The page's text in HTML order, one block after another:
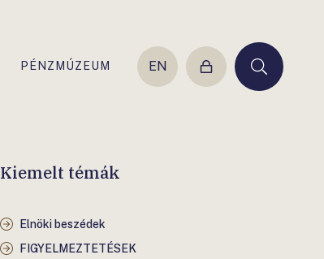
PÉNZMÚZEUM EN
Belépés Keresés
Kiemelt témák
Elnöki beszédek
FIGYELMEZTETÉSEK